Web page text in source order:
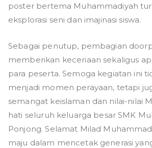
poster bertema Muhammadiyah
eksplorasi seni dan imajinasi siswa.
Sebagai penutup, pembagian
memberikan keceriaan sekaligus
para peserta. Semoga kegiatan ini
menjadi momen perayaan, tetapi
semangat keislaman dan nilai-nilai
hati seluruh keluarga besar SMK
Ponjong. Selamat Milad
maju dalam mencetak generasi